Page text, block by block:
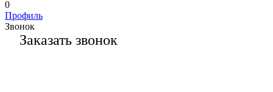
0
Профиль
Звонок
Заказать звонок